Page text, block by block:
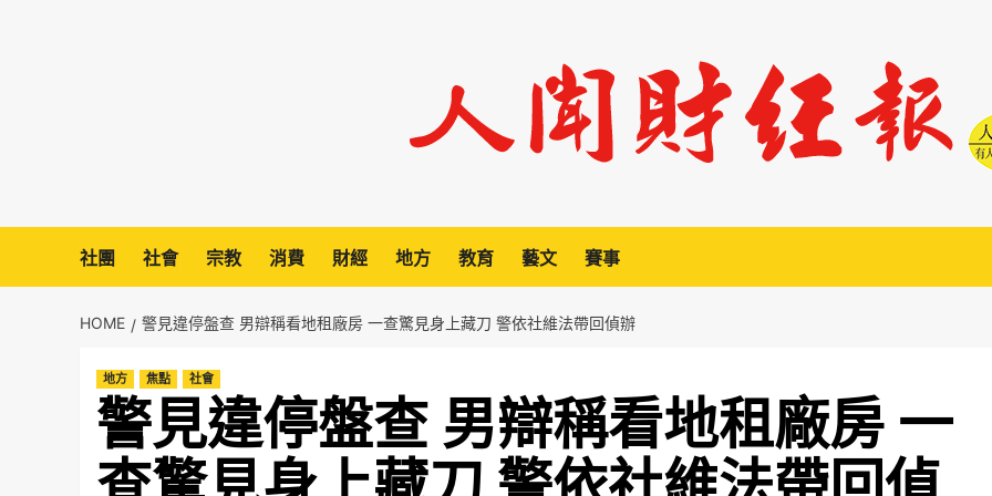
社團 社會 宗教 消費 財經 地方 教育 藝文 賽事
HOME 警見違停盤查 男辯稱看地租廠房 一查驚見身上藏刀 警依社維法帶回偵辦
地方 焦點 社會
警見違停盤查 男辯稱看地租廠房 一